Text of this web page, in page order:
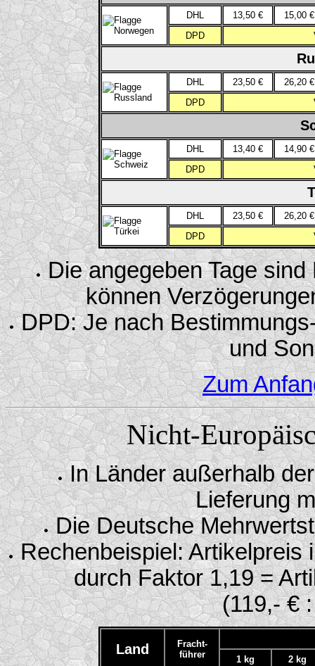
DHL 13,50 €
15,00 €
DPD
DHL 23,50 €
26,20 €
DPD
DHL 13,40 €
14,90 €
DPD
DHL 23,50 €
26,20 €
DPD
Die angegeben Tage
können
DPD: Je nach
und
Zum
Nicht-
In Länder außerhalb
Lieferung
Die Deutsche
Rechenbeispiel: Artikelpreis
durch Faktor 1,19 =
(119,- €
Land
Fracht-
führer
1 kg 2 kg